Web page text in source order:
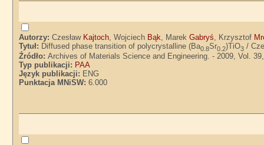
Autorzy:Czesław Kajtoch , Wojciech Bąk , MarekGabryś , Krzysztof
Tytuł: Diffused phase transition of polycrystalline (Ba0.8Sr0.2)TiO3 /
Źródło:Archives of Materials Science and Engineering. - 2009, Vol.
Typ publikacji: PAA
Język publikacji: ENG
Punktacja MNiSW:6.000